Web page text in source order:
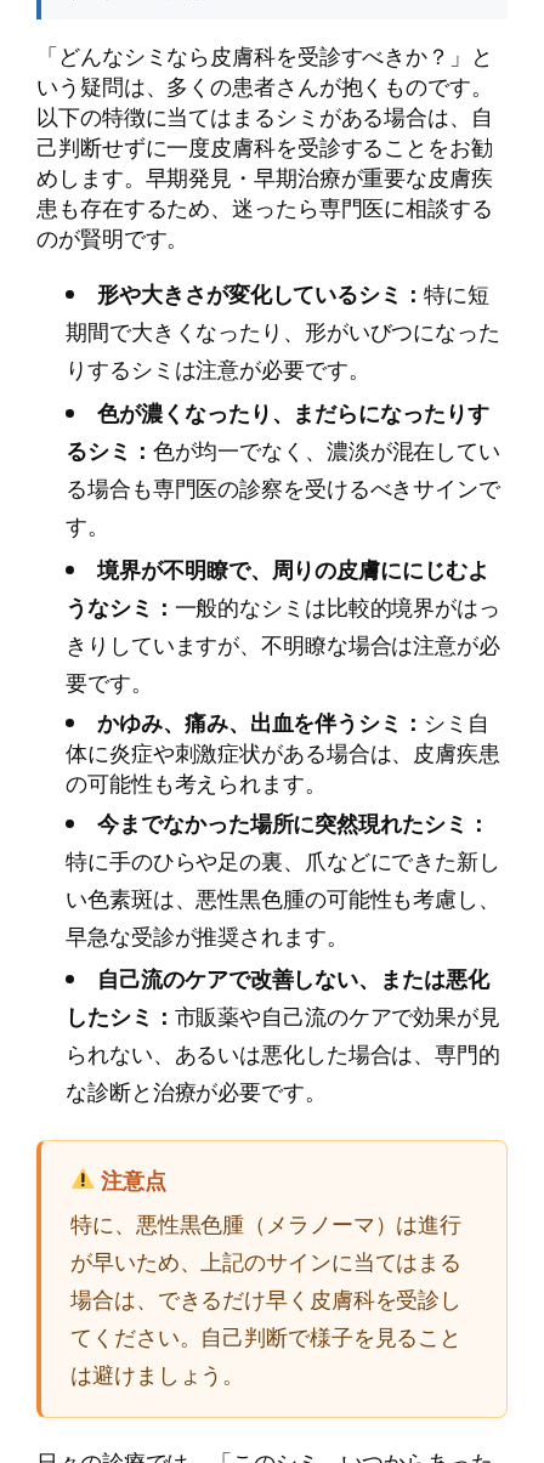
「どんなシミなら皮膚科を受診すべきか？」と
いう疑問は、多くの患者さんが抱くものです。
以下の特徴に当てはまるシミがある場合は、自
己判断せずに一度皮膚科を受診することをお勧
めします。早期発見・早期治療が重要な皮膚疾
患も存在するため、迷ったら専門医に相談する
のが賢明です。
形や大きさが変化しているシミ： 特に短
期間で大きくなったり、形がいびつになった
りするシミは注意が必要です。
色が濃くなったり、まだらになったりす
るシミ： 色が均一でなく、濃淡が混在してい
る場合も専門医の診察を受けるべきサインで
す。
境界が不明瞭で、周りの皮膚ににじむよ
うなシミ： 一般的なシミは比較的境界がはっ
きりしていますが、不明瞭な場合は注意が必
要です。
かゆみ、痛み、出血を伴うシミ： シミ自
体に炎症や刺激症状がある場合は、皮膚疾患
の可能性も考えられます。
今までなかった場所に突然現れたシミ：
特に手のひらや足の裏、爪などにできた新し
い色素斑は、悪性黒色腫の可能性も考慮し、
早急な受診が推奨されます。
自己流のケアで改善しない、または悪化
したシミ： 市販薬や自己流のケアで効果が見
られない、あるいは悪化した場合は、専門的
な診断と治療が必要です。
注意点
特に、悪性黒色腫（メラノーマ）は進行
が早いため、上記のサインに当てはまる
場合は、できるだけ早く皮膚科を受診し
てください。自己判断で様子を見ること
は避けましょう。